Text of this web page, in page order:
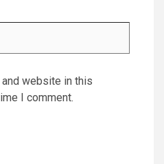
and website in this
I comment.